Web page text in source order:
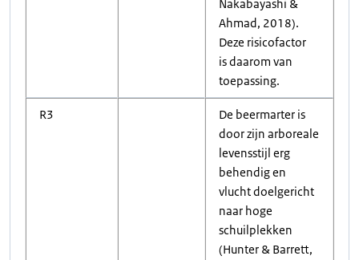
Nakabayashi &
Ahmad, 2018).
Deze risicofactor
is daarom van
toepassing.
R3
De beermarter is
door zijn arboreale
levensstijl erg
behendig en
vlucht doelgericht
naar hoge
schuilplekken
(Hunter & Barrett,